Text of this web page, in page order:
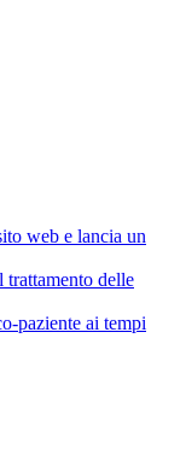
web e lancia un
delle
paziente ai tempi